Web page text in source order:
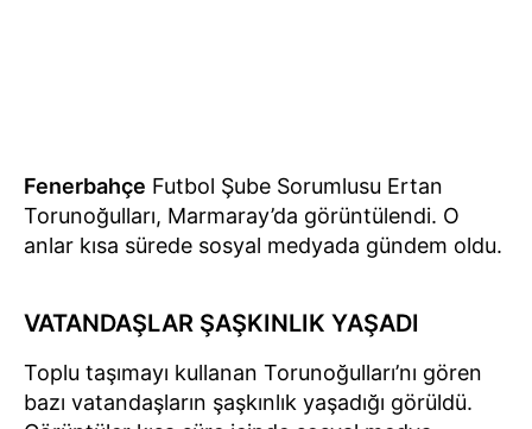
Fenerbahçe Futbol Şube Sorumlusu Ertan
Torunoğulları, Marmaray’da görüntülendi. O
anlar kısa sürede sosyal medyada gündem oldu.
VATANDAŞLAR ŞAŞKINLIK YAŞADI
Toplu taşımayı kullanan Torunoğulları’nı gören
bazı vatandaşların şaşkınlık yaşadığı görüldü.